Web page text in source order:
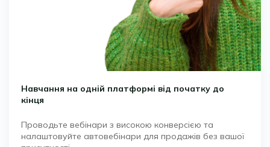
Навчання на одній платформі від початку до
кінця
Проводьте вебінари з високою конверсією та
налаштовуйте автовебінари для продажів без вашої